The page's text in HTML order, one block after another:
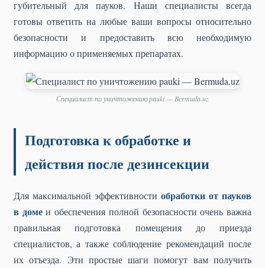
губительный для пауков. Наши специалисты всегда
готовы ответить на любые ваши вопросы относительно
безопасности и предоставить всю необходимую
информацию о применяемых препаратах.
Специалист по уничтожению pauki — Bermuda.uz
Подготовка к обработке и
действия после дезинсекции
Для максимальной эффективности обработки от пауков
в домеи обеспечения полной безопасности очень важна
правильная подготовка помещения до приезда
специалистов, а также соблюдение рекомендаций после
их отъезда. Эти простые шаги помогут вам получить